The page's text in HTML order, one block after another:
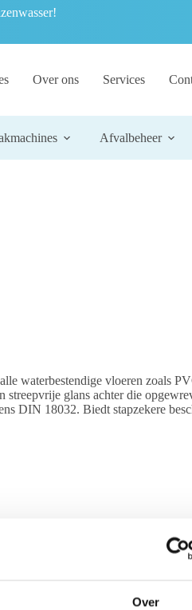
Over
Over ons Services
Afvalbeheer
waterbestendige vloeren zoals
streepvrije glans achter die
DIN 18032. Biedt stapzekere